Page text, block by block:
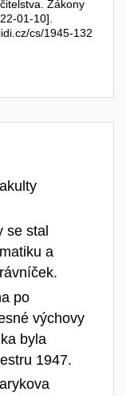
Zákony
01-10].
cs/1945-132
se stal
a
po
výchovy
byla
1947.